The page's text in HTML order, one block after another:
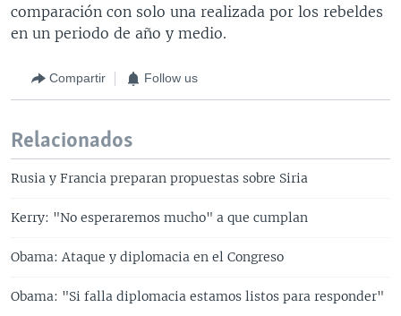
comparación con solo una realizada por los rebeldes
en un periodo de año y medio.
Compartir Follow us
Relacionados
Rusia y Francia preparan propuestas sobre Siria
Kerry: "No esperaremos mucho" a que cumplan
Obama: Ataque y diplomacia en el Congreso
Obama: "Si falla diplomacia estamos listos para responder"